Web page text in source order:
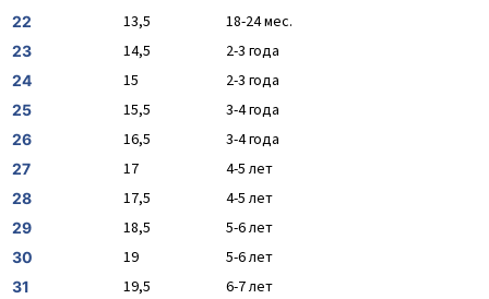
22 13,5 18-24 мес.
23 14,5 2-3 года
24 15 2-3 года
25 15,5 3-4 года
26 16,5 3-4 года
27 17 4-5 лет
28 17,5 4-5 лет
29 18,5 5-6 лет
30 19 5-6 лет
31 19,5 6-7 лет